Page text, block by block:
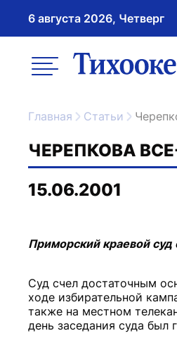
6 августа 2026, Четверг
меню
Главная Статьи
ЧЕРЕПКОВА
15.06.2001
Приморский краевой суд
Суд счел достаточным
ходе избирательной
также на местном
день заседания суда был